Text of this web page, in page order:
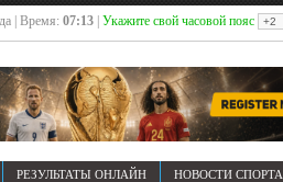
| Время: 07:13 Укажите свой часовой пояс
РЕЗУЛЬТАТЫ ОНЛАЙН НОВОСТИ СПОРТА